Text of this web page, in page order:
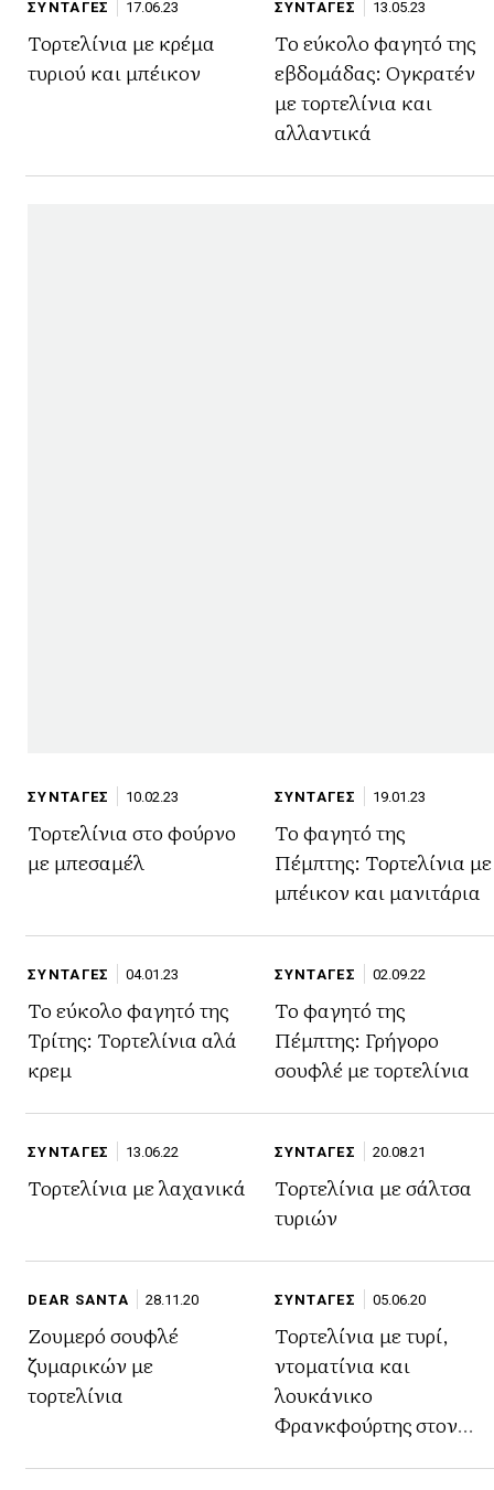
ΣΥΝΤΑΓΕΣ 17.06.23
Τορτελίνια με κρέμα
τυριού και μπέικον
ΣΥΝΤΑΓΕΣ 13.05.23
Το εύκολο φαγητό της
εβδομάδας: Ογκρατέν
με τορτελίνια και
αλλαντικά
ΣΥΝΤΑΓΕΣ 10.02.23
Τορτελίνια στο φούρνο
με μπεσαμέλ
ΣΥΝΤΑΓΕΣ 19.01.23
Το φαγητό της
Πέμπτης: Τορτελίνια με
μπέικον και μανιτάρια
ΣΥΝΤΑΓΕΣ 04.01.23
Το εύκολο φαγητό της
Τρίτης: Τορτελίνια αλά
κρεμ
ΣΥΝΤΑΓΕΣ 02.09.22
Το φαγητό της
Πέμπτης: Γρήγορο
σουφλέ με τορτελίνια
ΣΥΝΤΑΓΕΣ 13.06.22
Τορτελίνια με λαχανικά
ΣΥΝΤΑΓΕΣ 20.08.21
Τορτελίνια με σάλτσα
τυριών
DEAR SANTA 28.11.20
Ζουμερό σουφλέ
ζυμαρικών με
τορτελίνια
ΣΥΝΤΑΓΕΣ 05.06.20
Τορτελίνια με τυρί,
ντοματίνια και
λουκάνικο
Φρανκφούρτης στον